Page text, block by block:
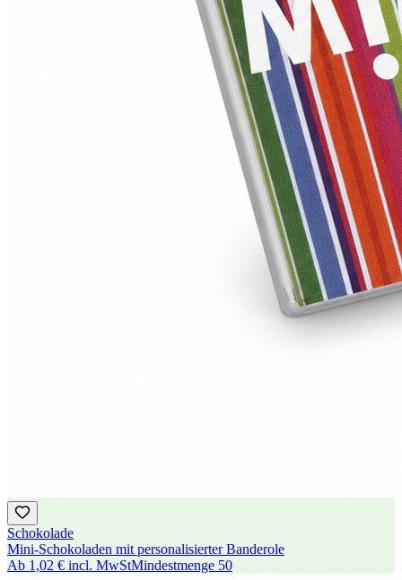
Schokolade
Mini-Schokoladen mit personalisierter Banderole
Ab 1,02 € incl. MwStMindestmenge 50